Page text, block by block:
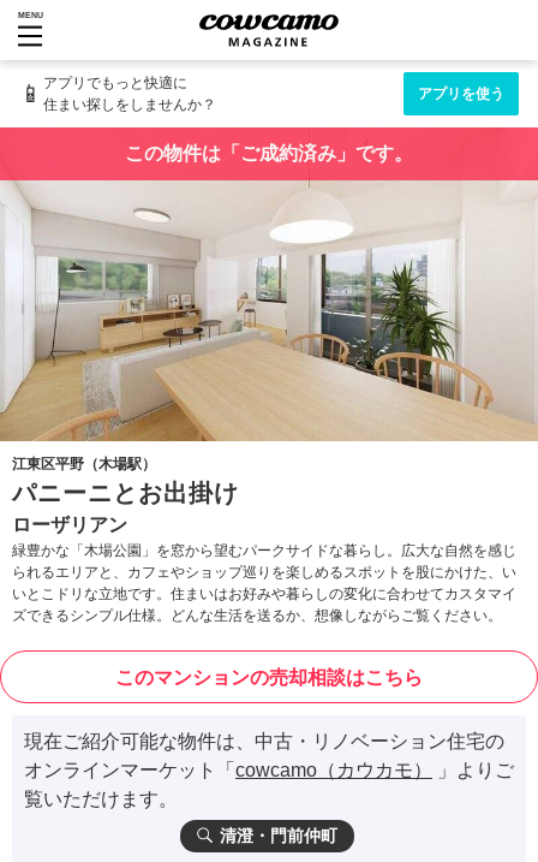
MENU
📱 アプリでもっと快適に
住まい探しをしませんか？
アプリを使う
この物件は「ご成約済み」です。
江東区平野（木場駅）
パニーニとお出掛け
ローザリアン
緑豊かな「木場公園」を窓から望むパークサイドな暮らし。広大な自然を感じ
られるエリアと、カフェやショップ巡りを楽しめるスポットを股にかけた、い
いとこドリな立地です。住まいはお好みや暮らしの変化に合わせてカスタマイ
ズできるシンプル仕様。どんな生活を送るか、想像しながらご覧ください。
このマンションの売却相談はこちら
現在ご紹介可能な物件は、中古・リノベーション住宅の
オンラインマーケット「 cowcamo（カウカモ）
」よりご
覧いただけます。
清澄・門前仲町